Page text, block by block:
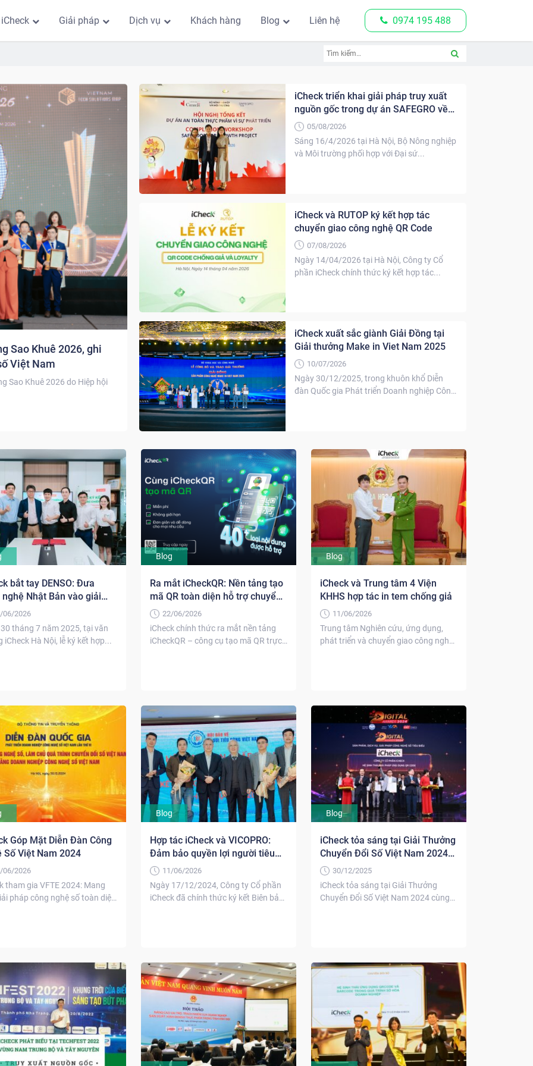
Giải pháp Dịch vụ Khách hàng Blog Liên hệ 0974 195 488
Sao Khuê 2026, ghi
Việt Nam
Sao Khuê 2026 do Hiệp hội
iCheck triển khai giải pháp truy xuất
nguồn gốc trong dự án SAFEGRO về
an toàn thực phẩm do Chính phủ
Canada tài trợ
05/08/2026
Sáng 16/4/2026 tại Hà Nội, Bộ Nông nghiệp
và Môi trường phối hợp với Đại sứ...
iCheck và RUTOP ký kết hợp tác
chuyển giao công nghệ QR Code
07/08/2026
Ngày 14/04/2026 tại Hà Nội, Công ty Cổ
phần iCheck chính thức ký kết hợp tác...
iCheck xuất sắc giành Giải Đồng tại
Giải thưởng Make in Viet Nam 2025
10/07/2026
Ngày 30/12/2025, trong khuôn khổ Diễn
đàn Quốc gia Phát triển Doanh nghiệp Công
bắt tay DENSO: Đưa
nghệ Nhật Bản vào giải
giả
06/2026
tháng 7 năm 2025, tại văn
iCheck Hà Nội, lễ ký kết hợp...
Blog
Ra mắt iCheckQR: Nền tảng tạo
mã QR toàn diện hỗ trợ chuyển
đổi số22/06/2026
iCheck chính thức ra mắt nền tảng
iCheckQR – công cụ tạo mã QR trực
Blog
iCheck và Trung tâm 4 Viện
KHHS hợp tác in tem chống giả
11/06/2026
Trung tâm Nghiên cứu, ứng dụng,
phát triển và chuyển giao công nghệ
Góp Mặt Diễn Đàn Công
Số Việt Nam 2024
06/2026
tham gia VFTE 2024: Mang
pháp công nghệ số toàn diện
Blog
Hợp tác iCheck và VICOPRO:
Đảm bảo quyền lợi người tiêu
dùng Việt
11/06/2026
Ngày 17/12/2024, Công ty Cổ phần
iCheck đã chính thức ký kết Biên bản
Blog
iCheck tỏa sáng tại Giải Thưởng
Chuyển Đổi Số Việt Nam 2024
cùng bộ giải pháp QR Code
30/12/2025
iCheck tỏa sáng tại Giải Thưởng
Chuyển Đổi Số Việt Nam 2024 cùng